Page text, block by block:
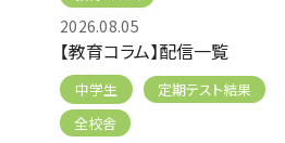
2026.08.05
【教育コラム】配信一覧
中学生
定期テスト結果
全校舎